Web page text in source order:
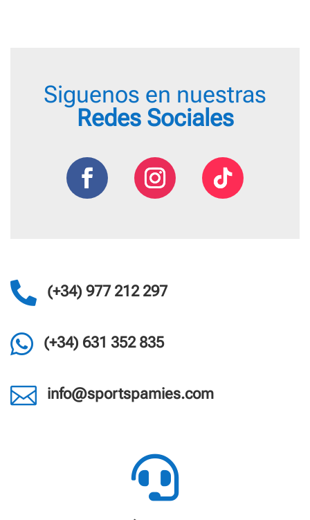
Siguenos en nuestras
Redes Sociales
 (+34) 977 212 297
 (+34) 631 352 835
 info@sportspamies.com
